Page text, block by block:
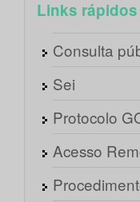
Links rápidos
Consulta
Sei
Protocolo
Acesso